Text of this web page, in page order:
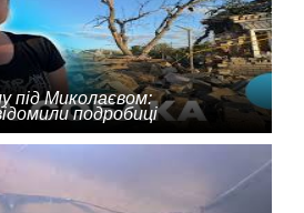
під Миколаєвом:
подробиці